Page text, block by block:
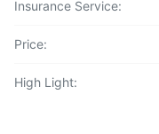
Insurance Service:
Price:
High Light: